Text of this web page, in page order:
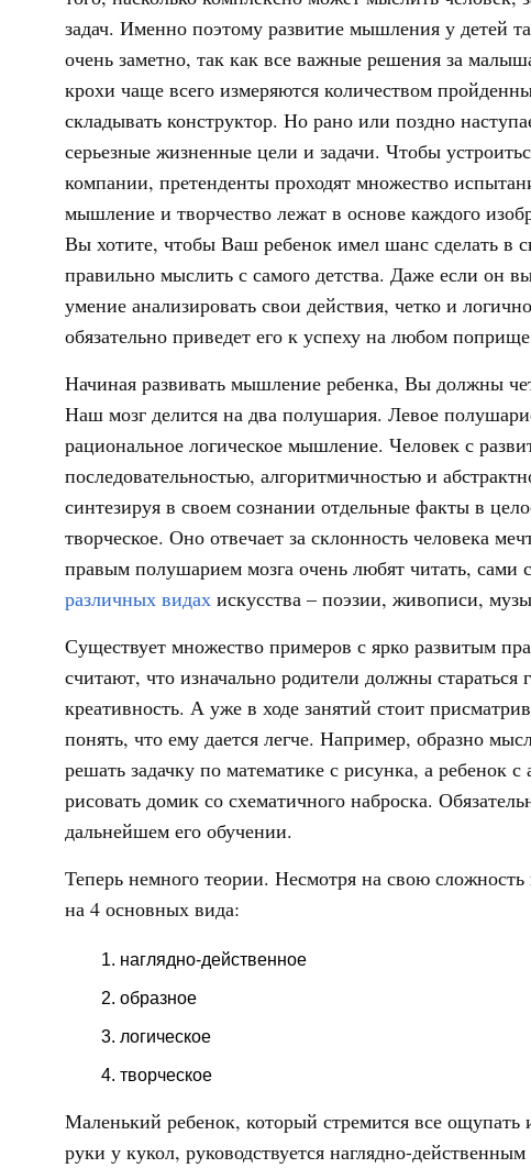
задач. Именно поэтому развитие мышления у детей
очень заметно, так как все важные решения за
крохи чаще всего измеряются количеством
складывать конструктор. Но рано или поздно
серьезные жизненные цели и задачи. Чтобы
компании, претенденты проходят множество
мышление и творчество лежат в основе каждого
Вы хотите, чтобы Ваш ребенок имел шанс сделать в
правильно мыслить с самого детства. Даже если он
умение анализировать свои действия, четко и
обязательно приведет его к успеху на любом
Начиная развивать мышление ребенка, Вы должны
Наш мозг делится на два полушария. Левое
рациональное логическое мышление. Человек с
последовательностью, алгоритмичностью и
синтезируя в своем сознании отдельные факты в
творческое. Оно отвечает за склонность человека
правым полушарием мозга очень любят читать, сами
различных видахискусства – поэзии, живописи,
Существует множество примеров с ярко развитым
считают, что изначально родители должны
креативность. А уже в ходе занятий стоит
понять, что ему дается легче. Например, образно
решать задачку по математике с рисунка, а ребенок
рисовать домик со схематичного наброска.
дальнейшем его обучении.
Теперь немного теории. Несмотря на свою
на 4 основных вида:
наглядно-действенное
образное
логическое
творческое
Маленький ребенок, который стремится все
руки у кукол, руководствуется наглядно-